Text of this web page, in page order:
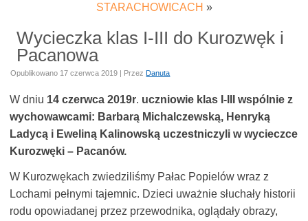
STARACHOWICACH »
Wycieczka klas I-III do Kurozwęk i
Pacanowa
Opublikowano 17 czerwca 2019 | Przez Danuta
W dniu 14 czerwca 2019r. uczniowie klas I-III wspólnie z
wychowawcami: Barbarą Michalczewską, Henryką
Ladycą i Eweliną Kalinowską uczestniczyli w wycieczce
Kurozwęki – Pacanów.
W Kurozwękach zwiedziliśmy Pałac Popielów wraz z
Lochami pełnymi tajemnic. Dzieci uważnie słuchały historii
rodu opowiadanej przez przewodnika, oglądały obrazy,